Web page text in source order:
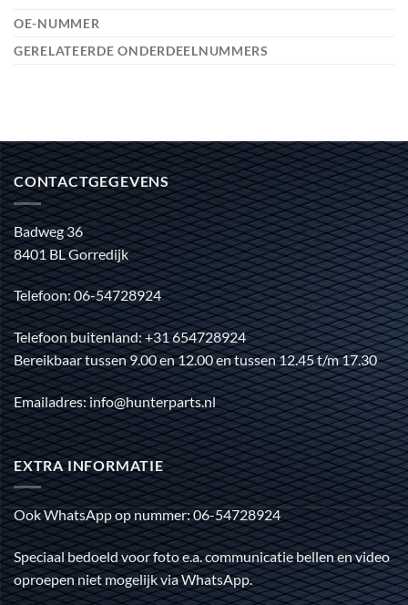
OE-NUMMER
GERELATEERDE ONDERDEELNUMMERS
CONTACTGEGEVENS
Badweg 36
8401 BL Gorredijk
Telefoon: 06-54728924
Telefoon buitenland: +31 654728924
Bereikbaar tussen 9.00 en 12.00 en tussen 12.45 t/m 17.30
Emailadres: info@hunterparts.nl
EXTRA INFORMATIE
Ook WhatsApp op nummer: 06-54728924
Speciaal bedoeld voor foto e.a. communicatie bellen en video
oproepen niet mogelijk via WhatsApp.